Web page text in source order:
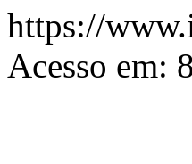
https://
Acesso em: